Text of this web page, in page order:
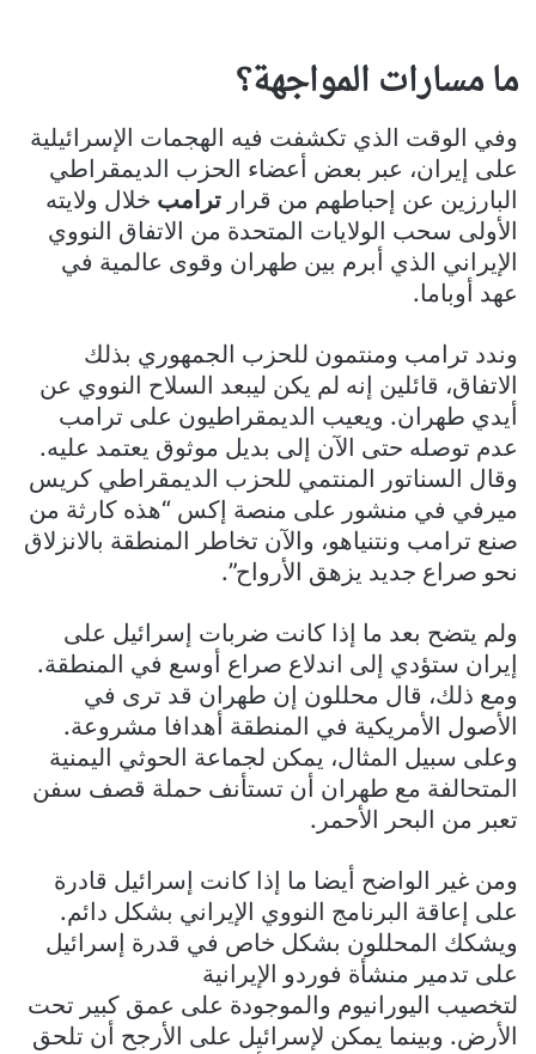
ما مسارات المواجهة؟
وفي الوقت الذي تكشفت فيه الهجمات الإسرائيلية
على إيران، عبر بعض أعضاء الحزب الديمقراطي
البارزين عن إحباطهم من قرار ترامب خلال ولايته
الأولى سحب الولايات المتحدة من الاتفاق النووي
الإيراني الذي أبرم بين طهران وقوى عالمية في
عهد أوباما.
وندد ترامب ومنتمون للحزب الجمهوري بذلك
الاتفاق، قائلين إنه لم يكن ليبعد السلاح النووي عن
أيدي طهران. ويعيب الديمقراطيون على ترامب
عدم توصله حتى الآن إلى بديل موثوق يعتمد عليه.
وقال السناتور المنتمي للحزب الديمقراطي كريس
ميرفي في منشور على منصة إكس “هذه كارثة من
صنع ترامب ونتنياهو، والآن تخاطر المنطقة بالانزلاق
نحو صراع جديد يزهق الأرواح”.
ولم يتضح بعد ما إذا كانت ضربات إسرائيل على
إيران ستؤدي إلى اندلاع صراع أوسع في المنطقة.
ومع ذلك، قال محللون إن طهران قد ترى في
الأصول الأمريكية في المنطقة أهدافا مشروعة.
وعلى سبيل المثال، يمكن لجماعة الحوثي اليمنية
المتحالفة مع طهران أن تستأنف حملة قصف سفن
تعبر من البحر الأحمر.
ومن غير الواضح أيضا ما إذا كانت إسرائيل قادرة
على إعاقة البرنامج النووي الإيراني بشكل دائم.
ويشكك المحللون بشكل خاص في قدرة إسرائيل
على تدمير منشأة فوردو الإيرانية
لتخصيب اليورانيوم والموجودة على عمق كبير تحت
الأرض. وبينما يمكن لإسرائيل على الأرجح أن تلحق